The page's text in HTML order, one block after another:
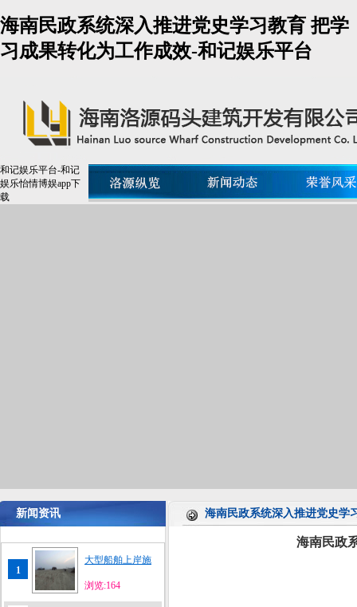
海南民政系统深入推进党史学习教育 把学
习成果转化为工作成效-和记娱乐平台
和记娱乐平台-和记
娱乐怡情博娱app下
载
新闻资讯 海南民政系统深入推进党史学
1
大型船舶上岸施
浏览:164
海南民政